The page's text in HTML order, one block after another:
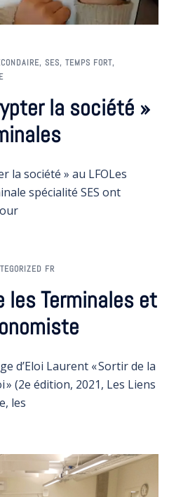
, SES, TEMPS FORT,
la société »
la société » au LFOLes
spécialité SES ont
FR
les Terminales et
d’Eloi Laurent « Sortir de la
» (2e édition, 2021, Les Liens
les